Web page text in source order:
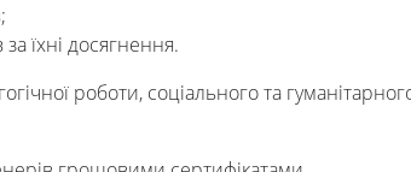
їхні досягнення.
роботи, соцiального та